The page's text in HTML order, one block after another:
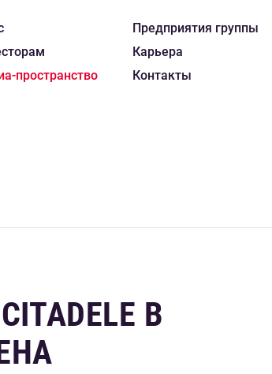
пространство
Предприятия группы
Карьера
Контакты
В